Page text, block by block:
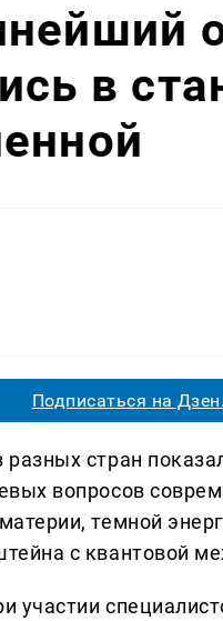
в
Подписаться на
стран
вопросов
темной
с квантовой
участии